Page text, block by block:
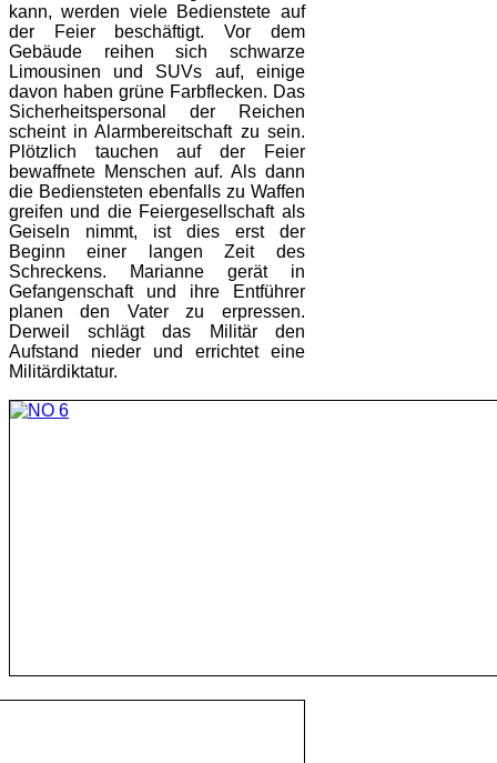
kann, werden viele Bedienstete auf
der Feier beschäftigt. Vor dem
Gebäude reihen sich schwarze
Limousinen und SUVs auf, einige
davon haben grüne Farbflecken. Das
Sicherheitspersonal der Reichen
scheint in Alarmbereitschaft zu sein.
Plötzlich tauchen auf der Feier
bewaffnete Menschen auf. Als dann
die Bediensteten ebenfalls zu Waffen
greifen und die Feiergesellschaft als
Geiseln nimmt, ist dies erst der
Beginn einer langen Zeit des
Schreckens. Marianne gerät in
Gefangenschaft und ihre Entführer
planen den Vater zu erpressen.
Derweil schlägt das Militär den
Aufstand nieder und errichtet eine
Militärdiktatur.